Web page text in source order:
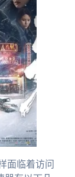
面临着访问